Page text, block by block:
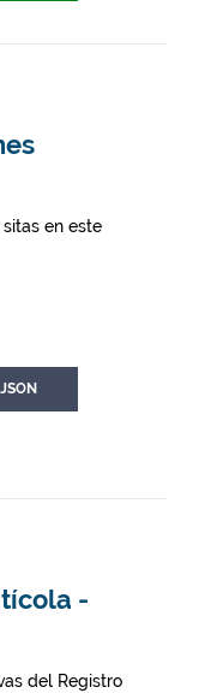
en este
JSON
-
del Registro